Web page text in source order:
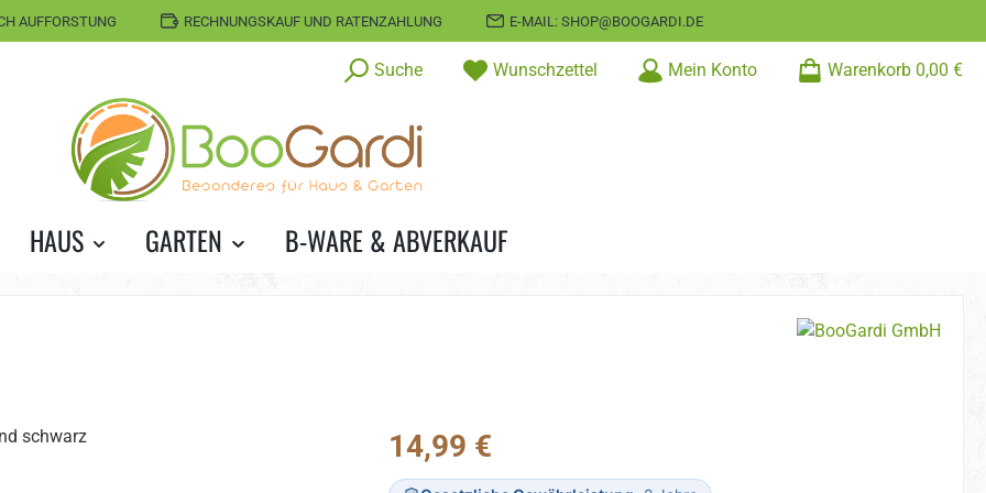
AUFFORSTUNG RECHNUNGSKAUF UND RATENZAHLUNG E-MAIL: SHOP@BOOGARDI.DE
Suche Wunschzettel Mein Konto Warenkorb 0,00 €
HAUS GARTEN B-WARE & ABVERKAUF
Regulärer Preis:
14,99 €